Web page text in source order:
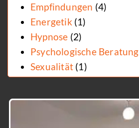
Empfindungen (4)
Energetik (1)
Hypnose (2)
Psychologische Beratung
Sexualität (1)